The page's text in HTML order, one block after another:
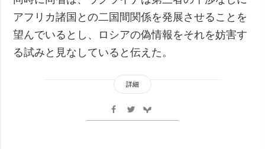
アフリカ諸国との二国間関係を発展させることを
望んでいるとし、ロシアの偽情報をそれを妨害す
る試みと見なしていると伝えた。
詳細